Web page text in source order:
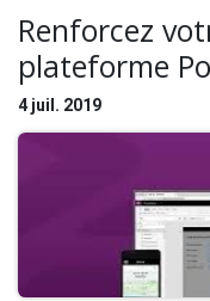
Renforcez
plateforme
4 juil. 2019